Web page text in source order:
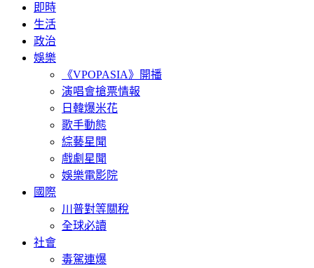
即時
生活
政治
娛樂
《VPOPASIA》開播
演唱會搶票情報
日韓爆米花
歌手動態
綜藝星聞
戲劇星聞
娛樂電影院
國際
川普對等關稅
全球必讀
社會
毒駕連爆